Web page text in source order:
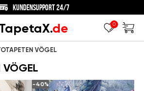
KUNDENSUPPORT 24/7
de 0
VÖGEL
VÖGEL
-40%